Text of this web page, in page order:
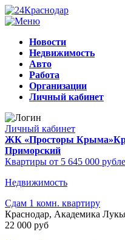
Новости
Недвижимость
Авто
Работа
Организации
Личный кабинет
Личный кабинет
ЖК «Просторы Крыма»
Приморский
Квартиры от 5 645 000
Недвижимость
Сдам 1 комн. квартиру
Краснодар, Академика
22 000 руб